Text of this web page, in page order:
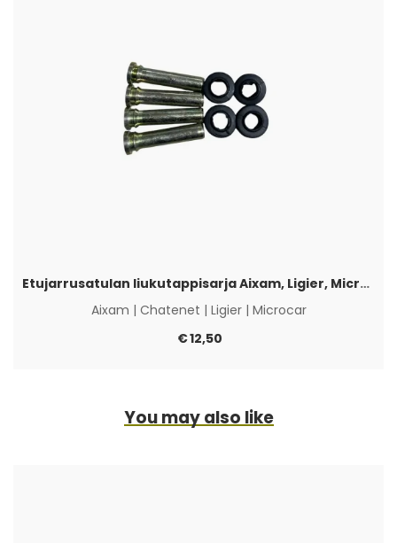
Etujarrusatulan liukutappisarja Aixam, Ligier, Microcar & Chatenet
Aixam | Chatenet | Ligier| Microcar
€12,50
You may also like